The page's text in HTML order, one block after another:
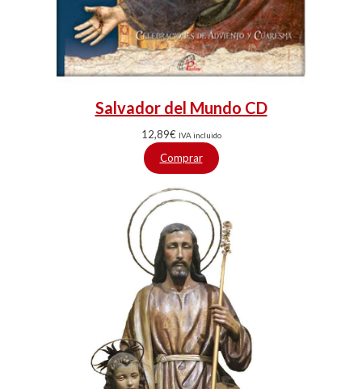
Salvador del Mundo CD
12,89€ IVA incluido
Comprar